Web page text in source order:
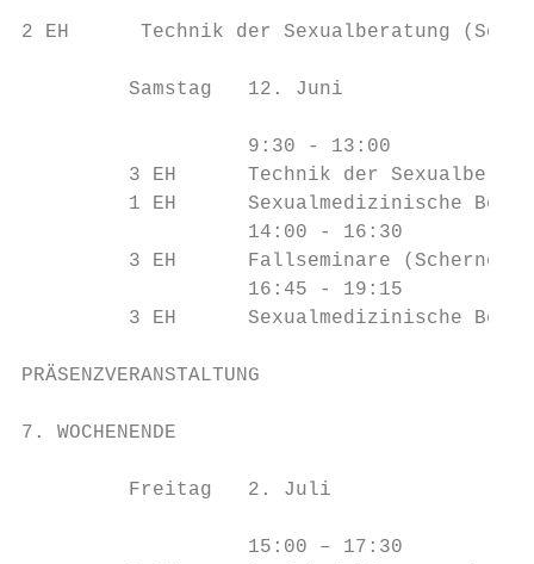
2 EH      Technik der Sexualberatung
         Samstag   12. Juni
                   9:30 - 13:00
3 EH      Technik der
1 EH      Sexualmedizinische
                   14:00 - 16:30
         3 EH      Fallseminare (Scherner)
                   16:45 - 19:15
3 EH      Sexualmedizinische
PRÄSENZVERANSTALTUNG
7. WOCHENENDE
         Freitag   2. Juli
                   15:00 – 17:30